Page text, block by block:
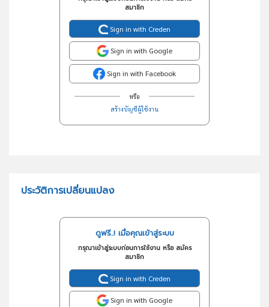
สมาชิก
Sign in with Creden
Sign in with Google
Sign in with Facebook
หรือ
สร้างบัญชีผู้ใช้งาน
ประวัติการเปลี่ยนแปลง
ดูฟรี..! เมื่อคุณเข้าสู่ระบบ
กรุณาเข้าสู่ระบบก่อนการใช้งาน หรือ สมัคร
สมาชิก
Sign in with Creden
Sign in with Google